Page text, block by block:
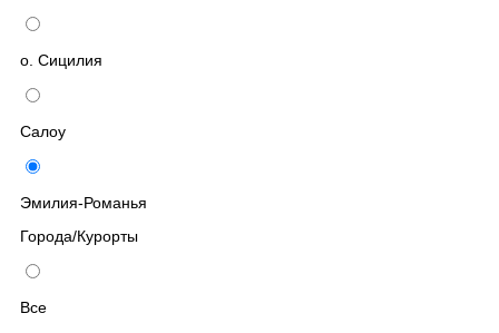
о. Сицилия
Салоу
Эмилия-Романья
Города/Курорты
Все